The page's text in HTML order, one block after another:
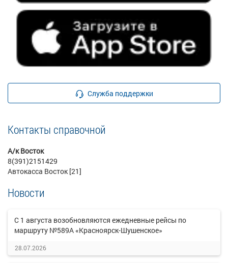
Служба поддержки
Контакты справочной
А/к Восток
8(391)2151429
Автокасса Восток [21]
Новости
С 1 августа возобновляются ежедневные рейсы по
маршруту №589А «Красноярск-Шушенское»
28.07.2026